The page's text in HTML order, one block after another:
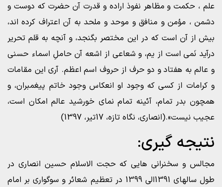
علم ، حکمت و مظاهر نفوذ اراده و قدرت آن حضرت که دوست و
دشمن ، مؤمن و منافق و موحد و ملحد به آن اعتراف کرده اند،
بیش از آن است که در این مختصر بگنجد، و آنچه به قلم تحریر
درآید نَمى است از یم، و شعاعى از اشعه آن حاملِ اسماء حسنى
و عالم به هفتاد و دو حرف از حروف اسم اعظم. آرى این مقامات
و کرامات از کسى که وجود او انعکاس وجود خاتم پیغمبران، و
همچون بدر تمام، آئینه تمام نماى خورشید عالم امکان است،
عجیب نیست».(انصاری، نگاه تازه، 17تیر، 1397)
نتیجه گیری:
مجالس و سخنرانی هایی که حجت الاسلام حسین انصاری در
طول سالهای 1391الی 1399 در تعظیم شعائر و سوگواری بر امام